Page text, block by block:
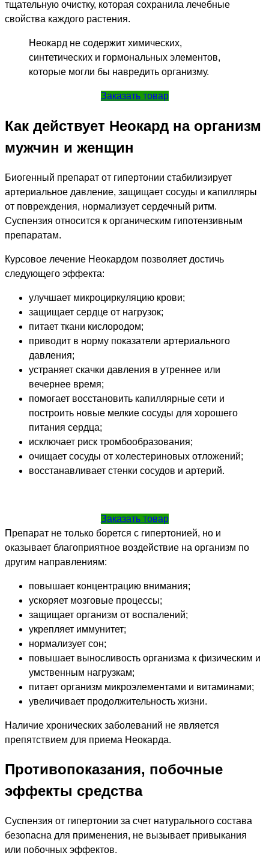
тщательную очистку, которая сохранила лечебные
свойства каждого растения.
Неокард не содержит химических,
синтетических и гормональных элементов,
которые могли бы навредить организму.
Заказать товар
Как действует Неокард на организм
мужчин и женщин
Биогенный препарат от гипертонии стабилизирует
артериальное давление, защищает сосуды и капилляры
от повреждения, нормализует сердечный ритм.
Суспензия относится к органическим гипотензивным
препаратам.
Курсовое лечение Неокардом позволяет достичь
следующего эффекта:
улучшает микроциркуляцию крови;
защищает сердце от нагрузок;
питает ткани кислородом;
приводит в норму показатели артериального
давления;
устраняет скачки давления в утреннее или
вечернее время;
помогает восстановить капиллярные сети и
построить новые мелкие сосуды для хорошего
питания сердца;
исключает риск тромбообразования;
очищает сосуды от холестериновых отложений;
восстанавливает стенки сосудов и артерий.
Заказать товар
Препарат не только борется с гипертонией, но и
оказывает благоприятное воздействие на организм по
другим направлениям:
повышает концентрацию внимания;
ускоряет мозговые процессы;
защищает организм от воспалений;
укрепляет иммунитет;
нормализует сон;
повышает выносливость организма к физическим и
умственным нагрузкам;
питает организм микроэлементами и витаминами;
увеличивает продолжительность жизни.
Наличие хронических заболеваний не является
препятствием для приема Неокарда.
Противопоказания, побочные
эффекты средства
Суспензия от гипертонии за счет натурального состава
безопасна для применения, не вызывает привыкания
или побочных эффектов.